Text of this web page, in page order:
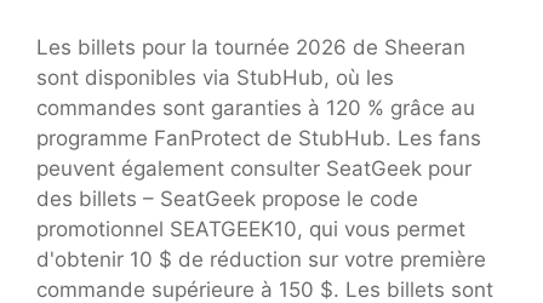
Les billets pour la tournée 2026 de Sheeran
sont disponibles via StubHub, où les
commandes sont garanties à 120 % grâce au
programme FanProtect de StubHub. Les fans
peuvent également consulter SeatGeek pour
des billets – SeatGeek propose le code
promotionnel SEATGEEK10, qui vous permet
d'obtenir 10 $ de réduction sur votre première
commande supérieure à 150 $. Les billets sont